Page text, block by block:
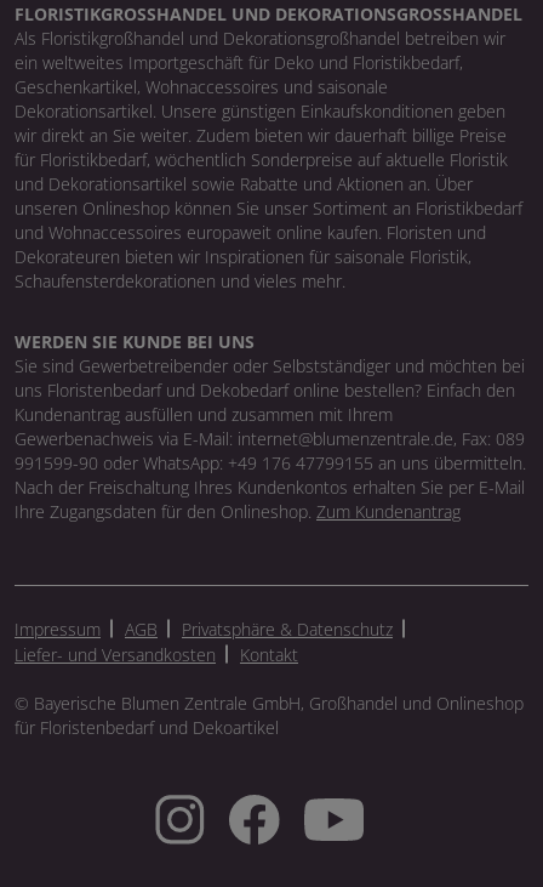
FLORISTIKGROSSHANDEL UND DEKORATIONSGROSSHANDEL
Als Floristikgroßhandel und Dekorationsgroßhandel betreiben wir
ein weltweites Importgeschäft für Deko und Floristikbedarf,
Geschenkartikel, Wohnaccessoires und saisonale
Dekorationsartikel. Unsere günstigen Einkaufskonditionen geben
wir direkt an Sie weiter. Zudem bieten wir dauerhaft billige Preise
für Floristikbedarf, wöchentlich Sonderpreise auf aktuelle Floristik
und Dekorationsartikel sowie Rabatte und Aktionen an. Über
unseren Onlineshop können Sie unser Sortiment an Floristikbedarf
und Wohnaccessoires europaweit online kaufen. Floristen und
Dekorateuren bieten wir Inspirationen für saisonale Floristik,
Schaufensterdekorationen und vieles mehr.
WERDEN SIE KUNDE BEI UNS
Sie sind Gewerbetreibender oder Selbstständiger und möchten bei
uns Floristenbedarf und Dekobedarf online bestellen? Einfach den
Kundenantrag ausfüllen und zusammen mit Ihrem
Gewerbenachweis via E-Mail: internet@blumenzentrale.de, Fax: 089
991599-90 oder WhatsApp: +49 176 47799155 an uns übermitteln.
Nach der Freischaltung Ihres Kundenkontos erhalten Sie per E-Mail
Ihre Zugangsdaten für den Onlineshop. Zum Kundenantrag
Impressum AGB
Privatsphäre & Datenschutz
Liefer- und Versandkosten
Kontakt
© Bayerische Blumen Zentrale GmbH, Großhandel und Onlineshop
für Floristenbedarf und Dekoartikel